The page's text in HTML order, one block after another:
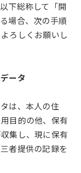
下総称して「開
場合、次の手順
ろしくお願いし
ータ
は、本人の住
目的の他、保有
集し、現に保有
者提供の記録を